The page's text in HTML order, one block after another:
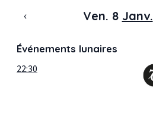
‹ Ven. 8 Janv.
Événements lunaires
22:30